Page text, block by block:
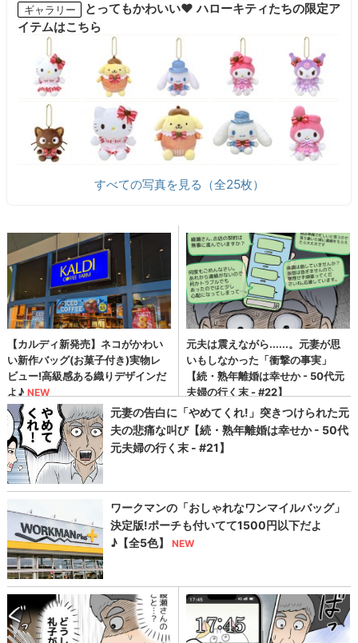
ギャラリー
とってもかわいい♥ ハローキティたちの限定ア
イテムはこちら
すべての写真を見る（全25枚）